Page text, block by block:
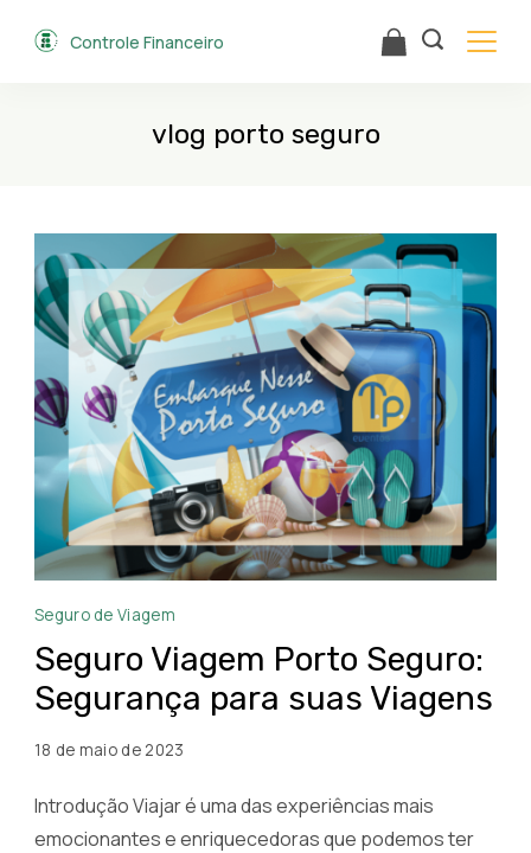
Controle Financeiro
vlog porto seguro
Seguro
Porto
Seguro
Seguro de Viagem
Seguro Viagem Porto Seguro:
Segurança para suas Viagens
18 de maio de 2023
Introdução Viajar é uma das experiências mais
emocionantes e enriquecedoras que podemos ter